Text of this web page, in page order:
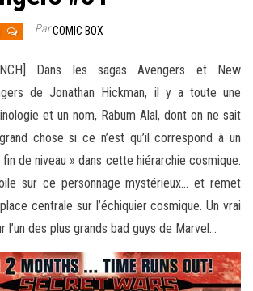
ParCOMIC BOX
Dans les sagas Avengers et New
de Jonathan Hickman, il y a toute une
et un nom, Rabum Alal, dont on ne sait
chose si ce n’est qu’il correspond à un
de niveau » dans cette hiérarchie cosmique.
sur ce personnage mystérieux… et remet
centrale sur l’échiquier cosmique. Un vrai
des plus grands bad guys de Marvel…